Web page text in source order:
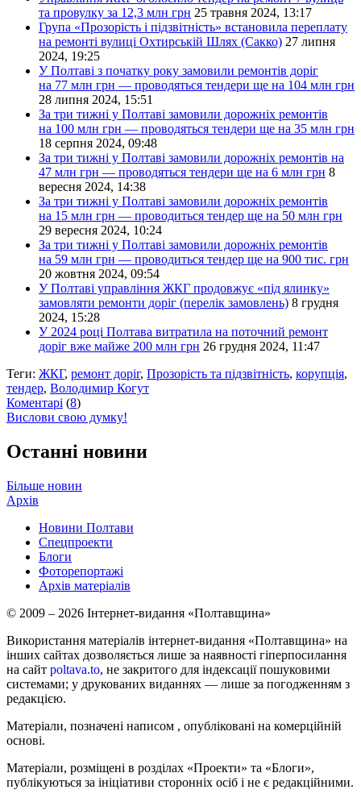
та провулку за 12,3 млн грн 25 травня 2024, 13:17
Група «Прозорість і підзвітність» встановила переплату
на ремонті вулиці Охтирській Шлях (Сакко) 27 липня
2024, 19:25
У Полтаві з початку року замовили ремонтів доріг
на 77 млн грн — проводяться тендери ще на 104 млн грн
28 липня 2024, 15:51
За три тижні у Полтаві замовили дорожніх ремонтів
на 100 млн грн — проводяться тендери ще на 35 млн грн
18 серпня 2024, 09:48
За три тижні у Полтаві замовили дорожніх ремонтів на
47 млн грн — проводяться тендери ще на 6 млн грн 8
вересня 2024, 14:38
За три тижні у Полтаві замовили дорожніх ремонтів
на 15 млн грн — проводиться тендер ще на 50 млн грн
29 вересня 2024, 10:24
За три тижні у Полтаві замовили дорожніх ремонтів
на 59 млн грн — проводиться тендер ще на 900 тис. грн
20 жовтня 2024, 09:54
У Полтаві управління ЖКГ продовжує «під ялинку»
замовляти ремонти доріг (перелік замовлень) 8 грудня
2024, 15:28
У 2024 році Полтава витратила на поточний ремонт
доріг вже майже 200 млн грн 26 грудня 2024, 11:47
Теги: ЖКГ, ремонт доріг, Прозорість та підзвітність, корупція,
тендер, Володимир Когут
Коментарі (8)
Вислови свою думку!
Останні новини
Більше новин
Архів
Новини Полтави
Спецпроекти
Блоги
Фоторепортажі
Архів матеріалів
© 2009 – 2026 Інтернет-видання «Полтавщина»
Використання матеріалів інтернет-видання «Полтавщина» на
інших сайтах дозволяється лише за наявності гіперпосилання
на сайт poltava.to, не закритого для індексації пошуковими
системами; у друкованих виданнях — лише за погодженням з
редакцією.
Матеріали, позначені написом , опубліковані на комерційній
основі.
Матеріали, розміщені в розділах «Проекти» та «Блоги»,
публікуються за ініціативи сторонніх осіб і не є редакційними.